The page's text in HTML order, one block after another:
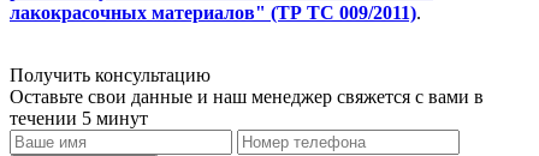
лакокрасочных материалов" (ТР ТС 009/2011).
Получить консультацию
Оставьте свои данные и наш менеджер свяжется с вами в
течении 5 минут